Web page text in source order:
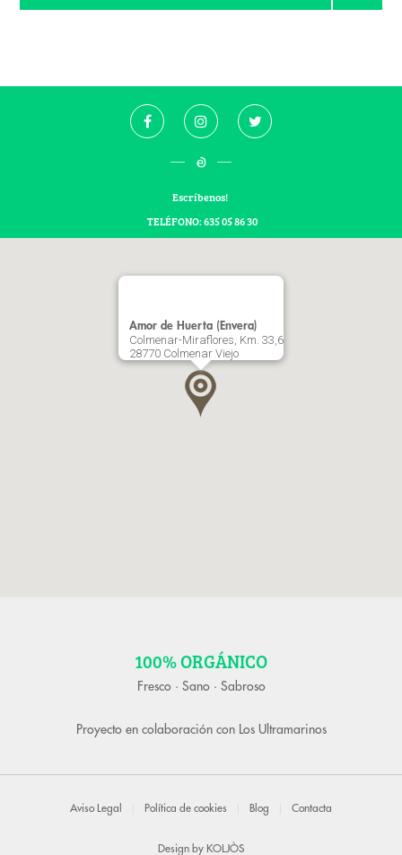
Escríbenos!
TELÉFONO: 635 05 86 30
Amor de Huerta (Envera)
Colmenar-Miraflores, Km. 33,6
28770 Colmenar Viejo
100% ORGÁNICO
Fresco · Sano · Sabroso
Proyecto en colaboración con Los Ultramarinos
Aviso Legal Política de cookies Blog Contacta
Design by KOLJÒS